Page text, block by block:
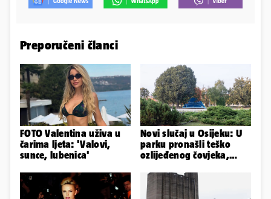
Preporučeni članci
FOTO Valentina uživa u
čarima ljeta: 'Valovi,
sunce, lubenica'
Novi slučaj u Osijeku: U
parku pronašli teško
ozlijeđenog čovjeka,